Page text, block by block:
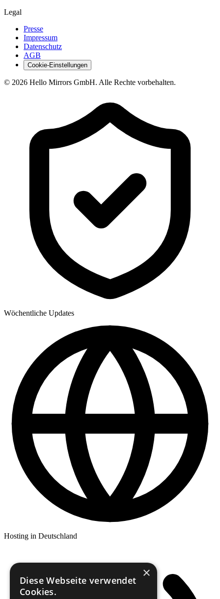
Legal
Presse
Impressum
Datenschutz
AGB
Cookie-Einstellungen
© 2026 Hello Mirrors GmbH. Alle Rechte vorbehalten.
Wöchentliche Updates
Hosting in Deutschland
×
Diese Webseite verwendet
Cookies.